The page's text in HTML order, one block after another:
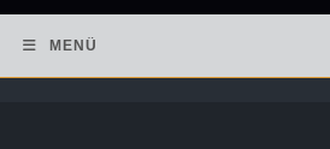
MENÜ